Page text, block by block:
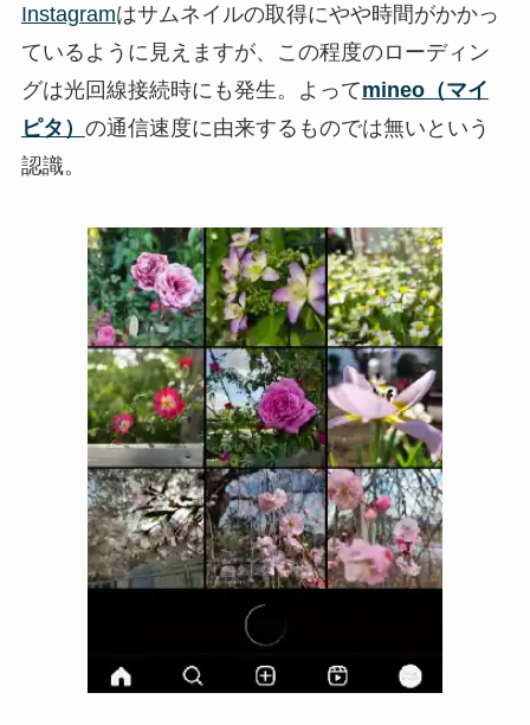
Instagramはサムネイルの取得にやや時間がかかっ
ているように見えますが、この程度のローディン
グは光回線接続時にも発生。よってmineo（マイ
ピタ） の通信速度に由来するものでは無いという
認識。